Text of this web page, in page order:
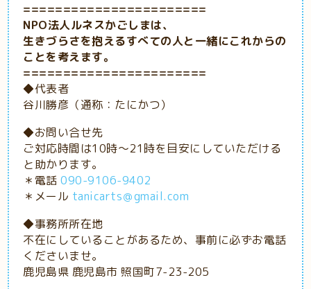
=======================
NPO法人ルネスかごしまは、
生きづらさを抱えるすべての人と一緒にこれからの
ことを考えます。
=======================
◆代表者
谷川勝彦（通称：たにかつ）
◆お問い合せ先
ご対応時間は10時～21時を目安にしていただける
と助かります。
＊電話090-9106-9402
＊メール tanicarts＠gmail.com
◆事務所所在地
不在にしていることがあるため、事前に必ずお電話
くださいませ。
鹿児島県 鹿児島市 照国町7-23-205